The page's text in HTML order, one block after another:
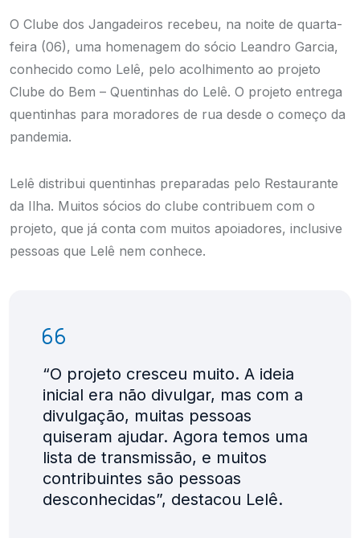
O Clube dos Jangadeiros recebeu, na noite de quarta-
feira (06), uma homenagem do sócio Leandro Garcia,
conhecido como Lelê, pelo acolhimento ao projeto
Clube do Bem – Quentinhas do Lelê. O projeto entrega
quentinhas para moradores de rua desde o começo da
pandemia.
Lelê distribui quentinhas preparadas pelo Restaurante
da Ilha. Muitos sócios do clube contribuem com o
projeto, que já conta com muitos apoiadores, inclusive
pessoas que Lelê nem conhece.
“O projeto cresceu muito. A ideia
inicial era não divulgar, mas com a
divulgação, muitas pessoas
quiseram ajudar. Agora temos uma
lista de transmissão, e muitos
contribuintes são pessoas
desconhecidas”, destacou Lelê.